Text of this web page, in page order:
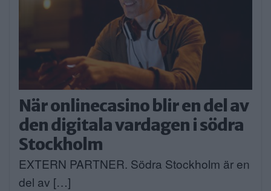
När onlinecasino blir en del av
den digitala vardagen i södra
Stockholm
EXTERN PARTNER. Södra Stockholm är en
del av […]